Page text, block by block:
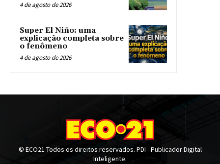
4 de agosto de 2026
Super El Niño: uma
explicação completa sobre
o fenômeno
4 de agosto de 2026
© ECO21 Todos os direitos reservados. PDI - Publicador Digital
Inteligente.